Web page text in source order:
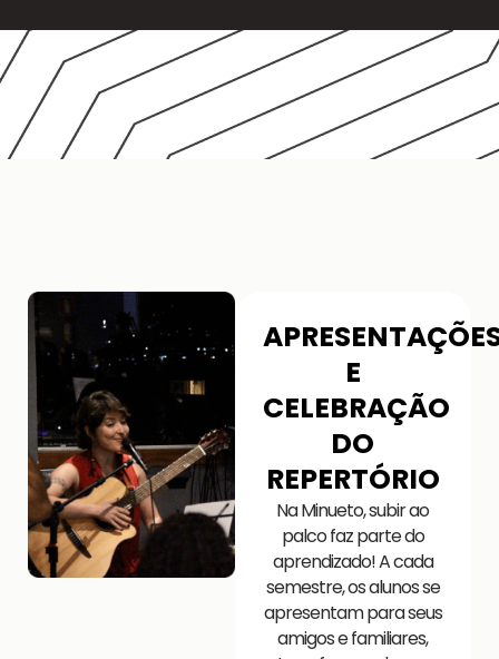
E
CELEBRAÇÃO
DO
REPERTÓRIO
Na Minueto, subir ao
palco faz parte do
aprendizado! A cada
semestre, os alunos se
apresentam para seus
amigos e familiares,